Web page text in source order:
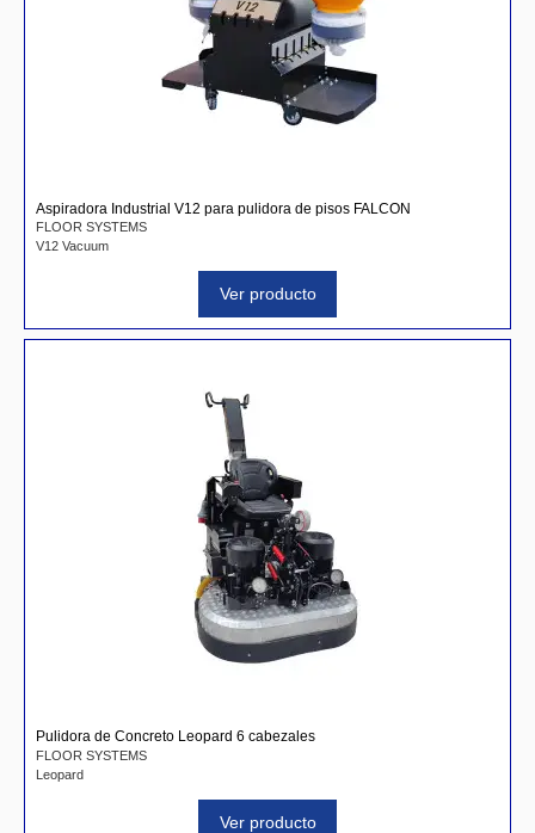
Aspiradora Industrial V12 para pulidora de pisos FALCON
FLOOR SYSTEMS
V12 Vacuum
Ver producto
Pulidora de Concreto Leopard 6 cabezales
FLOOR SYSTEMS
Leopard
Ver producto